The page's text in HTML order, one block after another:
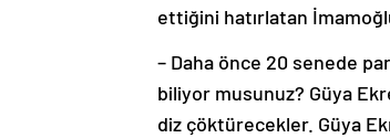
ettiğini hatırlatan
– Daha önce 20 senede
biliyor musunuz? Güya
diz çöktürecekler. Güya